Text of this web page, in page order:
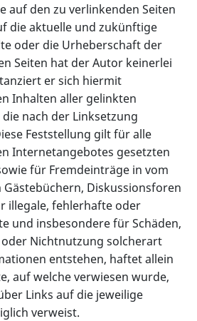
auf den zu verlinkenden Seiten
die aktuelle und zukünftige
oder die Urheberschaft der
Seiten hat der Autor keinerlei
er sich hiermit
Inhalten aller gelinkten
nach der Linksetzung
Feststellung gilt für alle
Internetangebotes gesetzten
für Fremdeinträge in vom
Diskussionsforen
illegale, fehlerhafte oder
und insbesondere für Schäden,
Nichtnutzung solcherart
entstehen, haftet allein
auf welche verwiesen wurde,
Links auf die jeweilige
verweist.